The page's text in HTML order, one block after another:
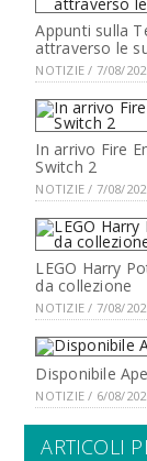
Appunti sulla
attraverso le
NOTIZIE / 7/08/
In arrivo Fire
Switch 2
NOTIZIE / 7/08/
LEGO Harry
da collezione
NOTIZIE / 7/08/
Disponibile
NOTIZIE / 6/08/
ARTICOLI